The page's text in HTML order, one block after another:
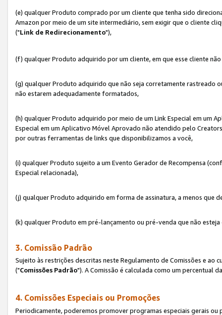
(e) qualquer Produto comprado por um cliente que tenha sido
Amazon por meio de um site intermediário, sem exigir que o cliente
("Link de Redirecionamento"),
(f) qualquer Produto adquirido por um cliente, em que esse cliente
(g) qualquer Produto adquirido que não seja corretamente rastreado
não estarem adequadamente formatados,
(h) qualquer Produto adquirido por meio de um Link Especial em um
Especial em um Aplicativo Móvel Aprovado não atendido pelo
por outras ferramentas de links que disponibilizamos a você,
(i) qualquer Produto sujeito a um Evento Gerador de Recompensa
Especial relacionada),
(j) qualquer Produto adquirido em forma de assinatura, a menos que
(k) qualquer Produto em pré-lançamento ou pré-venda que não
3. Comissão Padrão
Sujeito às restrições descritas neste Regulamento de Comissões e ao
("Comissões Padrão"). A Comissão é calculada como um percentual
4. Comissões Especiais ou Promoções
Periodicamente, poderemos promover programas especiais gerais